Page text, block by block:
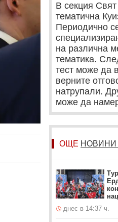
В секция
тематична
Периодично
на различна
тематика.
тест може да
верните
натрупали.
може да
ОЩЕ НОВИНИ
днес в 14:37 ч.